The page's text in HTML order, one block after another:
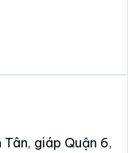
giáp Quận 6,